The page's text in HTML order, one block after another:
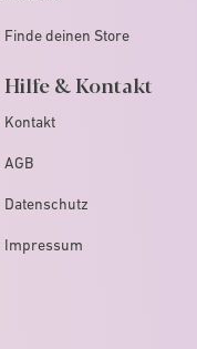
Finde deinen Store
Hilfe & Kontakt
Kontakt
AGB
Datenschutz
Impressum